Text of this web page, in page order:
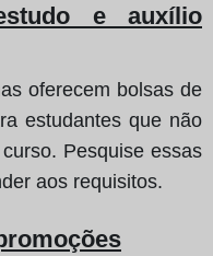
e auxílio
oferecem bolsas de
estudantes que não
Pesquise essas
aos requisitos.